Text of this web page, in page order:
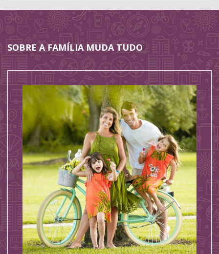
SOBRE A FAMÍLIA MUDA TUDO